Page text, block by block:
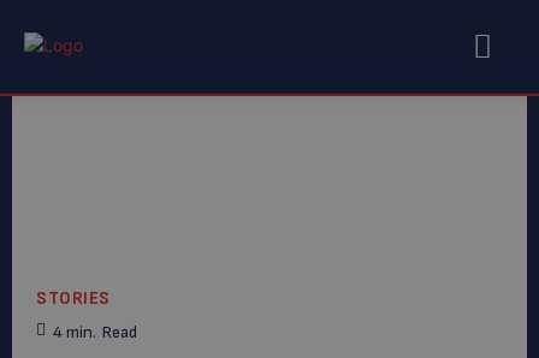
STORIES
4min. Read